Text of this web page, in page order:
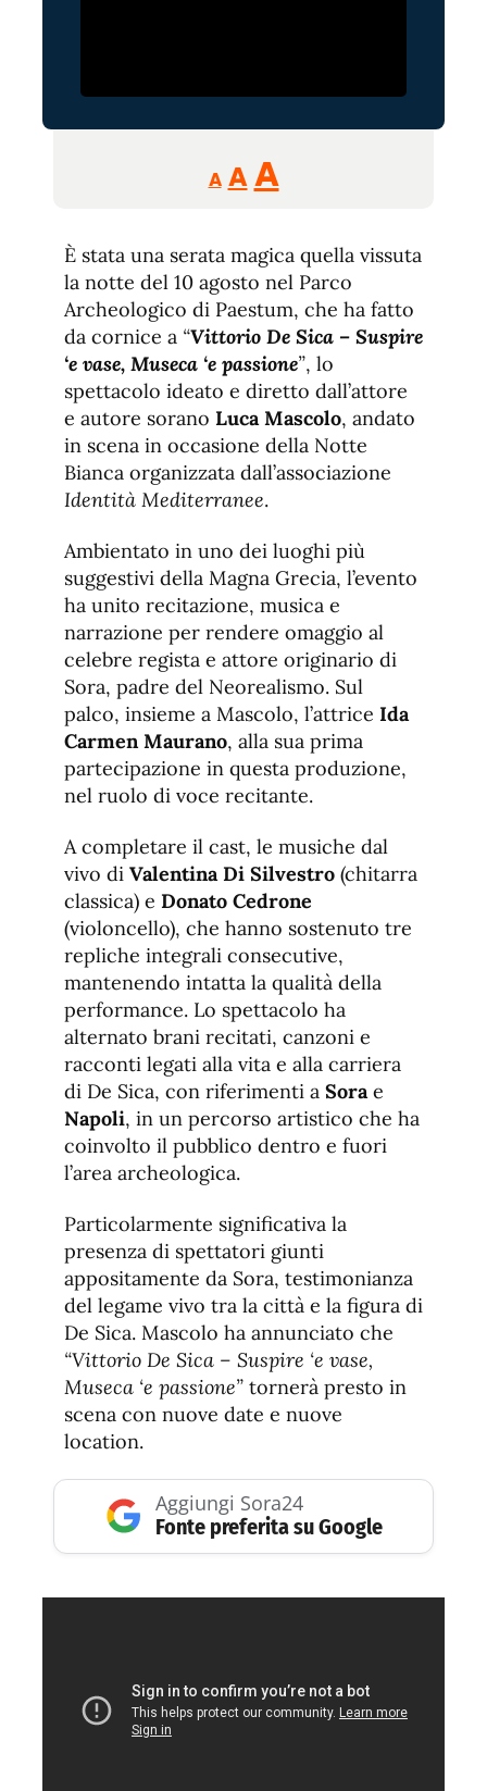
A
Reducir
tamaño
A Restablecer
tamaño
de
fuente
AAumentar
de
fuente.
È stata una serata magica quella vissuta
la notte del 10 agosto nel Parco
Archeologico di Paestum, che ha fatto
da cornice a “Vittorio De Sica – Suspire
‘e vase, Museca ‘e passione”, lo
spettacolo ideato e diretto dall’attore
e autore sorano Luca Mascolo, andato
in scena in occasione della Notte
Bianca organizzata dall’associazione
Identità Mediterranee.
Ambientato in uno dei luoghi più
suggestivi della Magna Grecia, l’evento
ha unito recitazione, musica e
narrazione per rendere omaggio al
celebre regista e attore originario di
Sora, padre del Neorealismo. Sul
palco, insieme a Mascolo, l’attrice Ida
Carmen Maurano, alla sua prima
partecipazione in questa produzione,
nel ruolo di voce recitante.
A completare il cast, le musiche dal
vivo di Valentina Di Silvestro (chitarra
classica) e Donato Cedrone
(violoncello), che hanno sostenuto tre
repliche integrali consecutive,
mantenendo intatta la qualità della
performance. Lo spettacolo ha
alternato brani recitati, canzoni e
racconti legati alla vita e alla carriera
di De Sica, con riferimenti a Sora e
Napoli, in un percorso artistico che ha
coinvolto il pubblico dentro e fuori
l’area archeologica.
Particolarmente significativa la
presenza di spettatori giunti
appositamente da Sora, testimonianza
del legame vivo tra la città e la figura di
De Sica. Mascolo ha annunciato che
“Vittorio De Sica – Suspire ‘e vase,
Museca ‘e passione” tornerà presto in
scena con nuove date e nuove
location.
Aggiungi Sora24
Fonte preferita su Google